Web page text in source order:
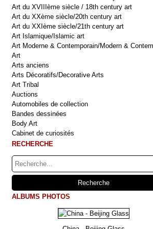
Art du XVIIIème siècle / 18th century art
Art du XXème siècle/20th century art
Art du XXIème siècle/21th century art
Art Islamique/Islamic art
Art Moderne & Contemporain/Modern &
Art
Arts anciens
Arts Décoratifs/Decorative Arts
Art Tribal
Auctions
Automobiles de collection
Bandes dessinées
Body Art
Cabinet de curiosités
RECHERCHE
ALBUMS PHOTOS